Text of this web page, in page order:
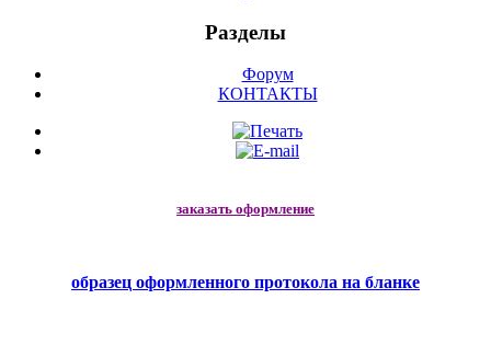
Разделы
Форум
КОНТАКТЫ
заказать оформление
образец оформленного протокола на бланке